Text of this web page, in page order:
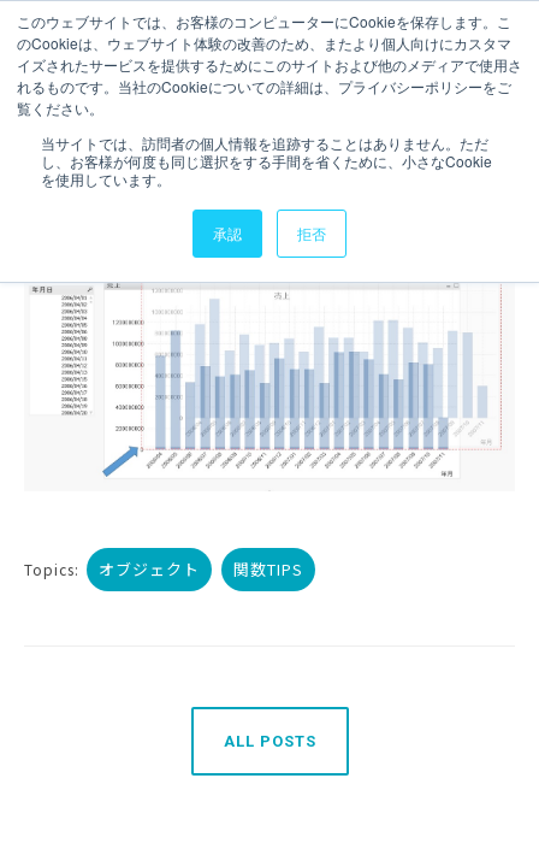
このウェブサイトでは、お客様のコンピューターにCookieを保存します。こ
のCookieは、ウェブサイト体験の改善のため、またより個人向けにカスタマ
イズされたサービスを提供するためにこのサイトおよび他のメディアで使用さ
れるものです。当社のCookieについての詳細は、プライバシーポリシーをご
覧ください。
当サイトでは、訪問者の個人情報を追跡することはありません。ただ
し、お客様が何度も同じ選択をする手間を省くために、小さなCookie
を使用しています。
承認 拒否
お問い合わせ
3分で読むことができます。
【QlikView】オブジェクトの
移動/サイズ変更等を禁止する
Topics: オブジェクト 関数TIPS
ALL POSTS